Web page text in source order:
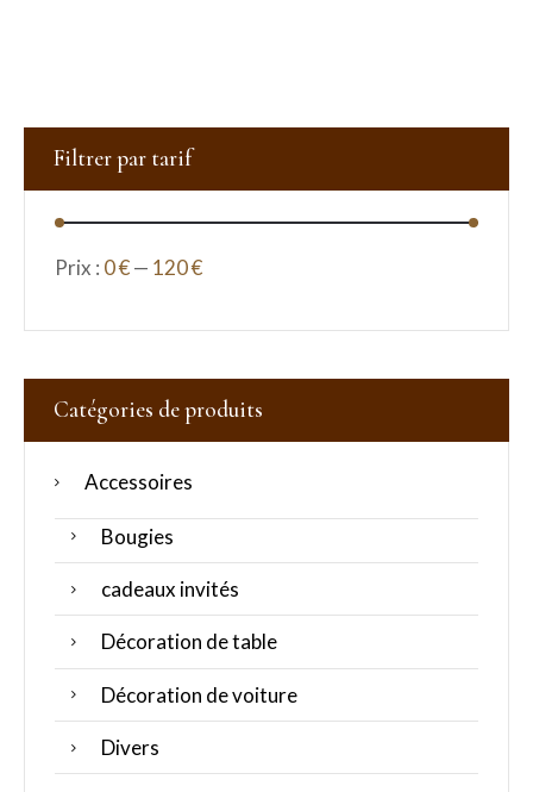
Filtrer par tarif
Prix : 0 €— 120 €
Catégories de produits
Accessoires
Bougies
cadeaux invités
Décoration de table
Décoration de voiture
Divers